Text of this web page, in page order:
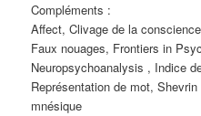
Compléments :
Affect, Clivage de la
Faux nouages, Frontiers in
Neuropsychoanalysis , Indice
Représentation de mot,
mnésique